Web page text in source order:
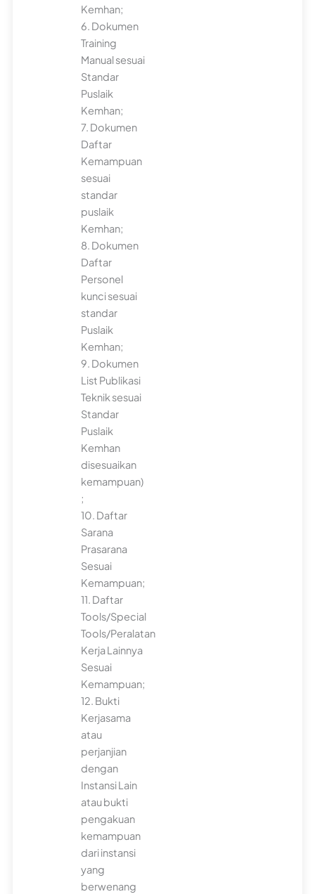
Kemhan;
6. Dokumen
Training
Manual sesuai
Standar
Puslaik
Kemhan;
7. Dokumen
Daftar
Kemampuan
sesuai
standar
puslaik
Kemhan;
8. Dokumen
Daftar
Personel
kunci sesuai
standar
Puslaik
Kemhan;
9. Dokumen
List Publikasi
Teknik sesuai
Standar
Puslaik
Kemhan
disesuaikan
kemampuan)
;
10. Daftar
Sarana
Prasarana
Sesuai
Kemampuan;
11. Daftar
Tools/Special
Tools/Peralatan
Kerja Lainnya
Sesuai
Kemampuan;
12. Bukti
Kerjasama
atau
perjanjian
dengan
Instansi Lain
atau bukti
pengakuan
kemampuan
dari instansi
yang
berwenang